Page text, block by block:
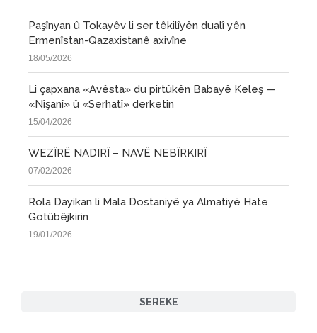
SEREKE
Paşînyan û Tokayêv li ser têkilîyên dualî yên
Ermenîstan-Qazaxistanê axivîne
18/05/2026
Li çapxana «Avêsta» du pirtûkên Babayê Keleş —
«Nîşanî» û «Serhatî» derketin
15/04/2026
WEZÎRÊ NADIRÎ – NAVÊ NEBÎRKIRÎ
07/02/2026
Rola Dayikan li Mala Dostaniyê ya Almatiyê Hate
Gotûbêjkirin
19/01/2026